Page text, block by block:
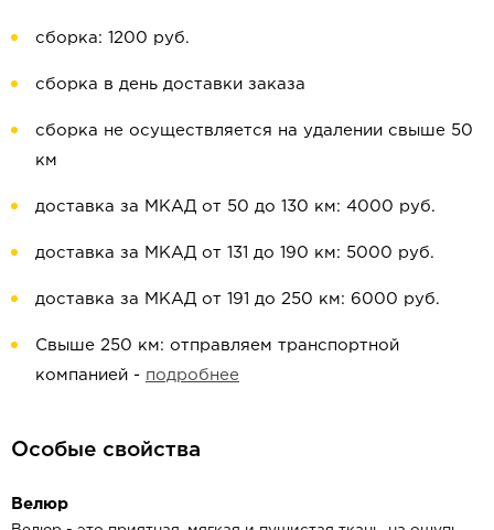
сборка: 1200 руб.
сборка в день доставки заказа
сборка не осуществляется на удалении свыше 50
км
доставка за МКАД от 50 до 130 км: 4000 руб.
доставка за МКАД от 131 до 190 км: 5000 руб.
доставка за МКАД от 191 до 250 км: 6000 руб.
Свыше 250 км: отправляем транспортной
компанией - подробнее
Особые свойства
Велюр